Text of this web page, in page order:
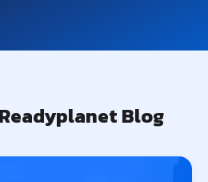
Readyplanet Blog